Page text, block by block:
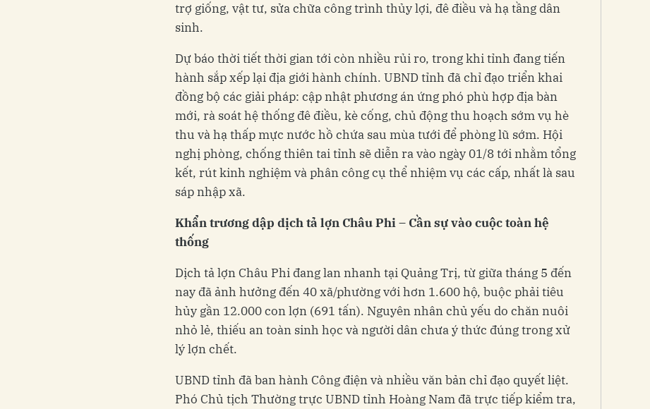
trợ giống, vật tư, sửa chữa công trình thủy lợi, đê điều và hạ tầng dân
sinh.
Dự báo thời tiết thời gian tới còn nhiều rủi ro, trong khi tỉnh đang tiến
hành sắp xếp lại địa giới hành chính. UBND tỉnh đã chỉ đạo triển khai
đồng bộ các giải pháp: cập nhật phương án ứng phó phù hợp địa bàn
mới, rà soát hệ thống đê điều, kè cống, chủ động thu hoạch sớm vụ hè
thu và hạ thấp mực nước hồ chứa sau mùa tưới để phòng lũ sớm. Hội
nghị phòng, chống thiên tai tỉnh sẽ diễn ra vào ngày 01/8 tới nhằm tổng
kết, rút kinh nghiệm và phân công cụ thể nhiệm vụ các cấp, nhất là sau
sáp nhập xã.
Khẩn trương dập dịch tả lợn Châu Phi – Cần sự vào cuộc toàn hệ
thống
Dịch tả lợn Châu Phi đang lan nhanh tại Quảng Trị, từ giữa tháng 5 đến
nay đã ảnh hưởng đến 40 xã/phường với hơn 1.600 hộ, buộc phải tiêu
hủy gần 12.000 con lợn (691 tấn). Nguyên nhân chủ yếu do chăn nuôi
nhỏ lẻ, thiếu an toàn sinh học và người dân chưa ý thức đúng trong xử
lý lợn chết.
UBND tỉnh đã ban hành Công điện và nhiều văn bản chỉ đạo quyết liệt.
Phó Chủ tịch Thường trực UBND tỉnh Hoàng Nam đã trực tiếp kiểm tra,